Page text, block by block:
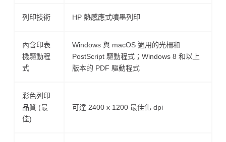
列印技術 HP 熱感應式噴墨列印
內含印表
機驅動程
式
Windows 與 macOS 適用的光柵和
PostScript 驅動程式；Windows 8 和以上
版本的 PDF 驅動程式
彩色列印
品質 (最
佳)
可達 2400 x 1200 最佳化 dpi